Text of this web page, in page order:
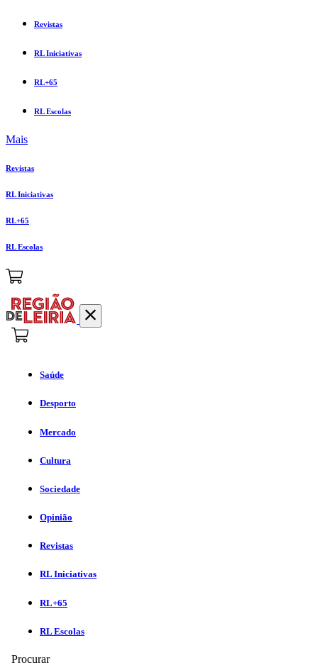
Revistas
RL Iniciativas
RL+65
RL Escolas
Mais
Revistas
RL Iniciativas
RL+65
RL Escolas
Saúde
Desporto
Mercado
Cultura
Sociedade
Opinião
Revistas
RL Iniciativas
RL+65
RL Escolas
Procurar